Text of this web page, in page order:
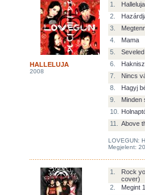
HALLELUJA
2008
1.
2.
3.
4.
Mama
5.
Seveled
6.
7.
Nincs
8.
Hagyj
9.
Minden
10.
11.
Above
LOVEGUN:
Megjelent:
1.
Rock
cover)
2. Megint